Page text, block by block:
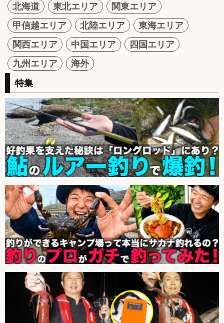
北海道 東北エリア
関東エリア
甲信越エリア
北陸エリア
東海エリア
関西エリア
中国エリア
四国エリア
九州エリア
海外
特集